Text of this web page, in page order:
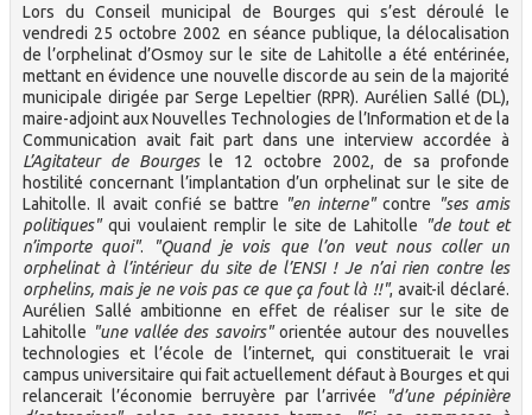
Lors du Conseil municipal de Bourges qui s’est déroulé le
vendredi 25 octobre 2002 en séance publique, la délocalisation
de l’orphelinat d’Osmoy sur le site de Lahitolle a été entérinée,
mettant en évidence une nouvelle discorde au sein de la majorité
municipale dirigée par Serge Lepeltier (RPR). Aurélien Sallé (DL),
maire-adjoint aux Nouvelles Technologies de l’Information et de la
Communication avait fait part dans une interview accordée à
L’Agitateur de Bourgesle 12 octobre 2002, de sa profonde
hostilité concernant l’implantation d’un orphelinat sur le site de
Lahitolle. Il avait confié se battre "en interne"contre
"ses amis
politiques"qui voulaient remplir le site de Lahitolle
"de tout et
n’importe quoi".
"Quand je vois que l’on veut nous coller un
orphelinat à l’intérieur du site de l’ENSI ! Je n’ai rien contre les
orphelins, mais je ne vois pas ce que ça fout là !!", avait-il déclaré.
Aurélien Sallé ambitionne en effet de réaliser sur le site de
Lahitolle "une vallée des savoirs"orientée autour des nouvelles
technologies et l’école de l’internet, qui constituerait le vrai
campus universitaire qui fait actuellement défaut à Bourges et qui
relancerait l’économie berruyère par l’arrivée
"d’une pépinière